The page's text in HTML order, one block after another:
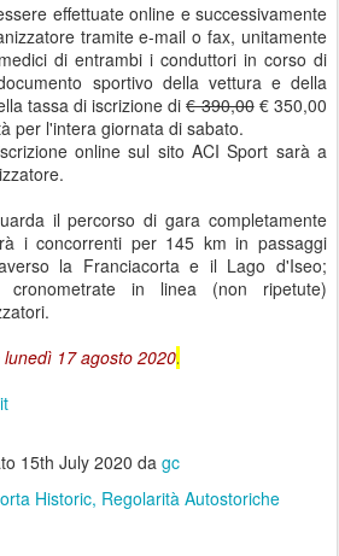
effettuate online e successivamente
tramite e-mail o fax, unitamente
di entrambi i conduttori in corso di
sportivo della vettura e della
tassa di iscrizione di€ 390,00€ 350,00
per l'intera giornata di sabato.
online sul sito ACI Sport sarà a
il percorso di gara completamente
i concorrenti per 145 km in passaggi
la Franciacorta e il Lago d'Iseo;
in linea (non ripetute)
17 agosto 2020.
15th July 2020 da gc
Historic Regolarità Autostoriche